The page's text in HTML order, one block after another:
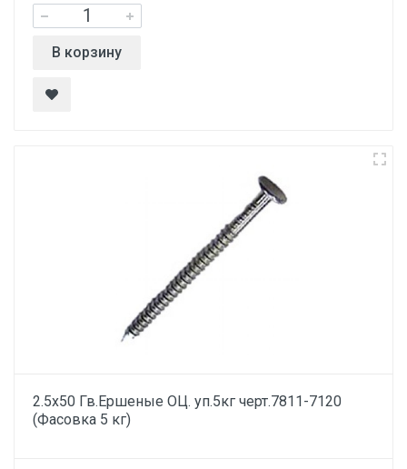
В корзину
2.5х50 Гв.Ершеные ОЦ. уп.5кг черт.7811-7120
(Фасовка 5 кг)